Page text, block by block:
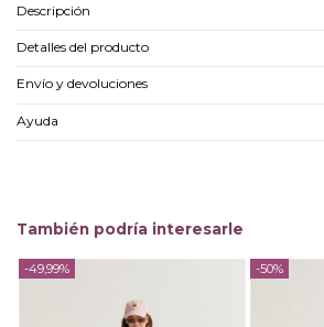
Descripción
Detalles del producto
Envío y devoluciones
Ayuda
También podría interesarle
-49,99% -50%